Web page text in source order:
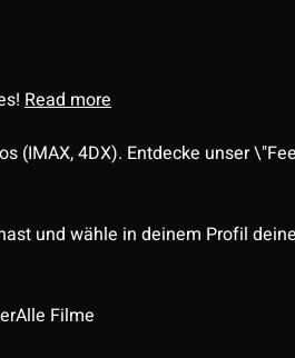
Read more
4DX). Entdecke unser
und wähle in deinem Profil
Alle Filme